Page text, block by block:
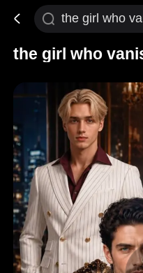
the girl who